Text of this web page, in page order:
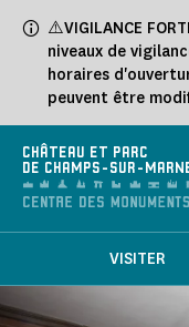
⚠️VIGILANCE
niveaux de
horaires
peuvent être
CHÂTEAU ET PARC
DE CHAMPS-SUR-
VISITER